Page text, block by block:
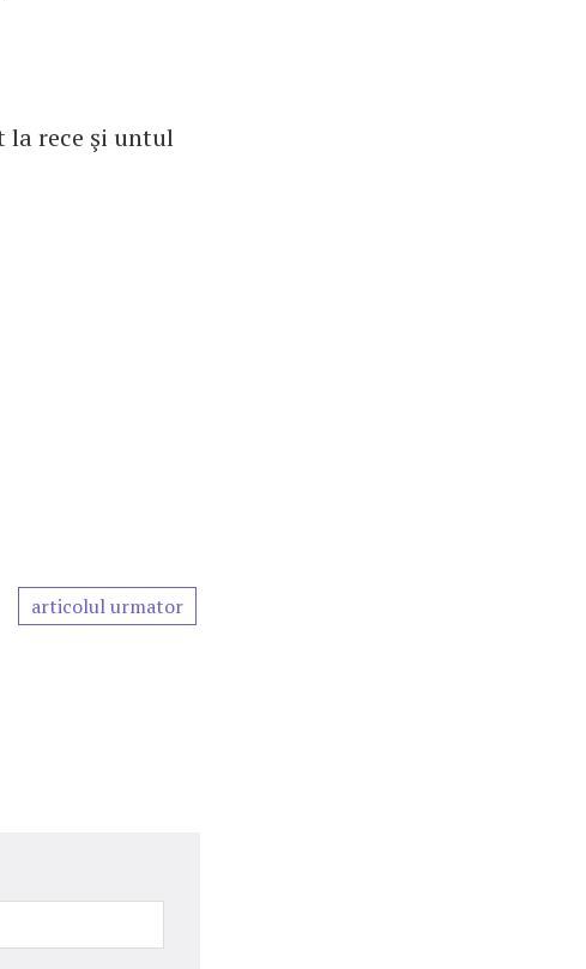
la rece şi untul
articolul urmator